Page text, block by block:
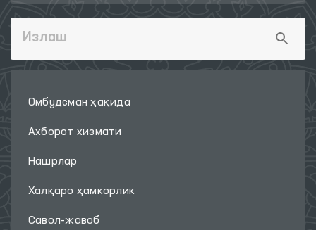
Омбудсман ҳақида
Ахборот хизмати
Нашрлар
Халқаро ҳамкорлик
Савол-жавоб